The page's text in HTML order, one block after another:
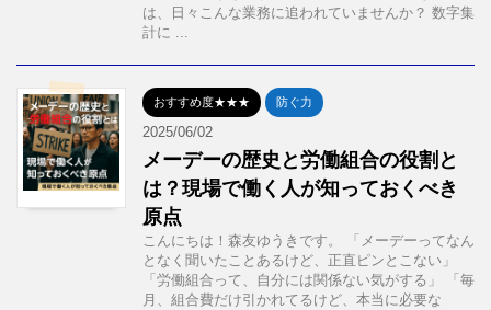
は、日々こんな業務に追われていませんか？ 数字集
計に ...
おすすめ度★★★ 防ぐ力
2025/06/02
メーデーの歴史と労働組合の役割と
は？現場で働く人が知っておくべき
原点
こんにちは！森友ゆうきです。 「メーデーってなん
となく聞いたことあるけど、正直ピンとこない」
「労働組合って、自分には関係ない気がする」 「毎
月、組合費だけ引かれてるけど、本当に必要な